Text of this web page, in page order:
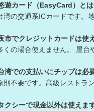
遊カード（EasyCard）とは
湾の交通系ICカードです。
市でクレジットカードは使
くの場合使えません。 屋台
湾での支払いにチップは必
則不要です。高級レストラ
クシーで現金以外は使えま